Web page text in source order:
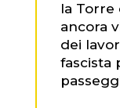
la Torre
ancora
dei
fascista